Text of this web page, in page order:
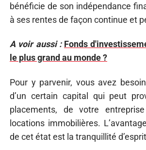
bénéficie de son indépendance
à ses rentes de façon continue et
A voir aussi : Fonds
le plus grand au monde ?
Pour y parvenir, vous avez
d’un certain capital qui peut
placements, de votre
locations immobilières.
de cet état est la tranquillité